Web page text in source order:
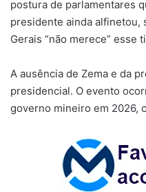
postura de parlamentares
presidente ainda alfinetou,
Gerais “não merece” esse
A ausência de Zema e da
presidencial. O evento
governo mineiro em 2026,